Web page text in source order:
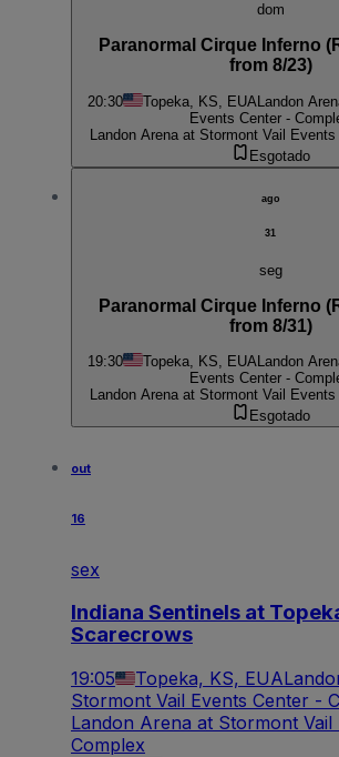
dom
Paranormal Cirque Inferno
from 8/23)
20:30 Topeka, KS, EUALandon
Events Center -
Landon Arena at Stormont Vail
Esgotado
ago
31
seg
Paranormal Cirque Inferno
from 8/31)
19:30 Topeka, KS, EUALandon
Events Center -
Landon Arena at Stormont Vail
Esgotado
out
16
sex
Indiana Sentinels at
Scarecrows
19:05 Topeka, KS, EUA
Stormont Vail Events Center -
Landon Arena at Stormont Vail
Complex